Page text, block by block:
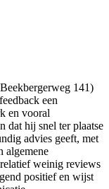
141)
een
en vooral
dat hij snel ter plaatse
advies geeft, met
algemene
weinig reviews
positief en wijst